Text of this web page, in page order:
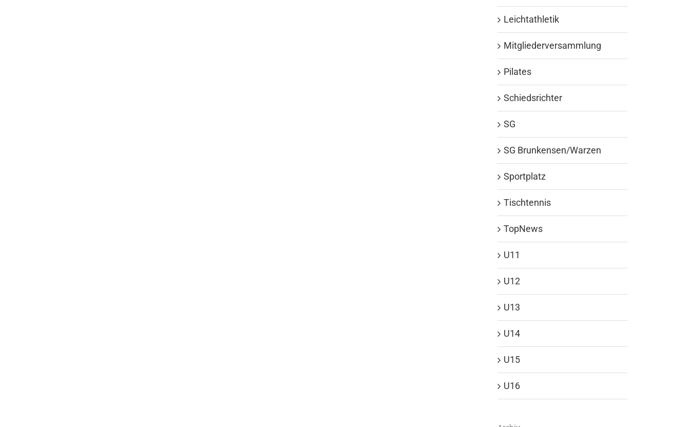
Leichtathletik
Mitgliederversammlung
Pilates
Schiedsrichter
SG
SG Brunkensen/Warzen
Sportplatz
Tischtennis
TopNews
U11
U12
U13
U14
U15
U16